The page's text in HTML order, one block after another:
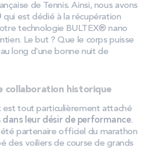
de Tennis. Ainsi, nous avons
qui est dédié à la récupération
technologie BULTEX® nano
Le but ? Que le corps puisse
long d’une bonne nuit de
collaboration historique
est tout particulièrement attaché
leur désir de performance.
partenaire officiel du marathon
des voiliers de course de grands